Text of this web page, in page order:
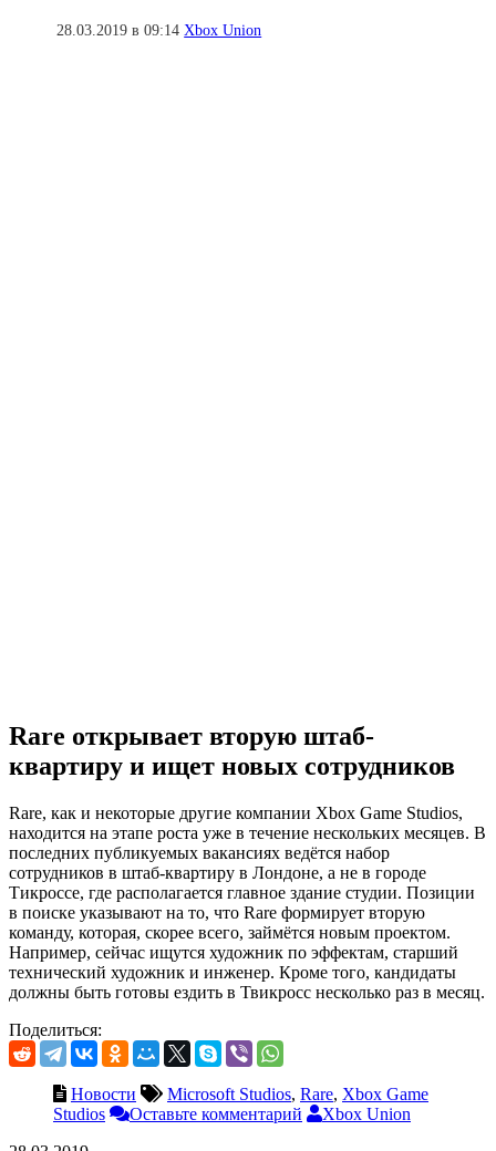
28.03.2019 в 09:14Xbox Union
Rare открывает вторую штаб-
квартиру и ищет новых сотрудников
Rare, как и некоторые другие компании Xbox Game Studios,
находится на этапе роста уже в течение нескольких месяцев. В
последних публикуемых вакансиях ведётся набор
сотрудников в штаб-квартиру в Лондоне, а не в городе
Тикроссе, где располагается главное здание студии. Позиции
в поиске указывают на то, что Rare формирует вторую
команду, которая, скорее всего, займётся новым проектом.
Например, сейчас ищутся художник по эффектам, старший
технический художник и инженер. Кроме того, кандидаты
должны быть готовы ездить в Твикросс несколько раз в месяц.
Поделиться:
Новости Microsoft Studios, Rare, Xbox Game
Studios
Оставьте комментарий
Xbox Union